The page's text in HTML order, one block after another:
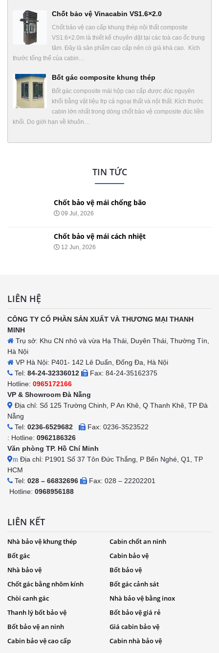
Chốt bảo vệ Vinacabin VS1.6×2.0
Chốt bảo vệ cao cấp khung thép nội thất composite
VS1.6×2.0m là thiết kế chuyên đặt tại các toà cao ốc trung
tâm. Đây là sản phẩm cao cấp nên có giá khá cao. Kích
thước tổng thể của cabin…
Bốt gác composite khung thép
Bốt gác composite mái hộp cao cấp được đúc nguyên
khối bằng vật liệu frp cả ngoại thất và nội thất. Kích thước
cabin lớn nhất trong dòng chốt bảo vệ composite đúc liền
khối. Do giới hạn về khuôn…
TIN TỨC
Chốt bảo vệ mái chống bão
09 Jul, 2026
Chốt bảo vệ mái cách nhiệt
12 Jun, 2026
LIÊN HỆ
CÔNG TY CỔ PHẦN SẢN XUẤT VÀ THƯƠNG MẠI THANH
MINH
Trụ sở: Khu CN nhỏ và vừa Hạ Thái, Duyên Thái, Thường Tín,
Hà Nội
VP Hà Nội: P401- 142 Lê Duẩn, Đống Đa, Hà Nội
Tel: 84-24-32336012
Fax: 84-24-35162375
Hotline: 0965172166
VP & Showroom Đà Nẵng
Địa chỉ: Số 125 Trường Chinh, P An Khê, Q Thanh Khê, TP Đà
Nẵng
Tel: 0236-6529682
Fax: 0236-3523522
: Hotline: 0962186326
Văn phòng TP. Hồ Chí Minh
m Địa chỉ: P1901 Số 37 Tôn Đức Thắng, P Bến Nghé, Q1, TP
HCM
Tel: 028 – 66832696
Fax: 028 – 22202201
Hotline: 0968956188
LIÊN KẾT
Nhà bảo vệ khung thép
Cabin chốt an ninh
Bốt gác
Cabin bảo vệ
Nhà bảo vệ
Bốt bảo vệ
Chốt gác bằng nhôm kính
Bốt gác cảnh sát
Chòi canh gác
Nhà bảo vệ bằng inox
Thanh lý bốt bảo vệ
Bốt bảo vệ giá rẻ
Bốt bảo vệ an ninh
Giá cabin bảo vệ
Cabin bảo vệ cao cấp
Cabin nhà bảo vệ